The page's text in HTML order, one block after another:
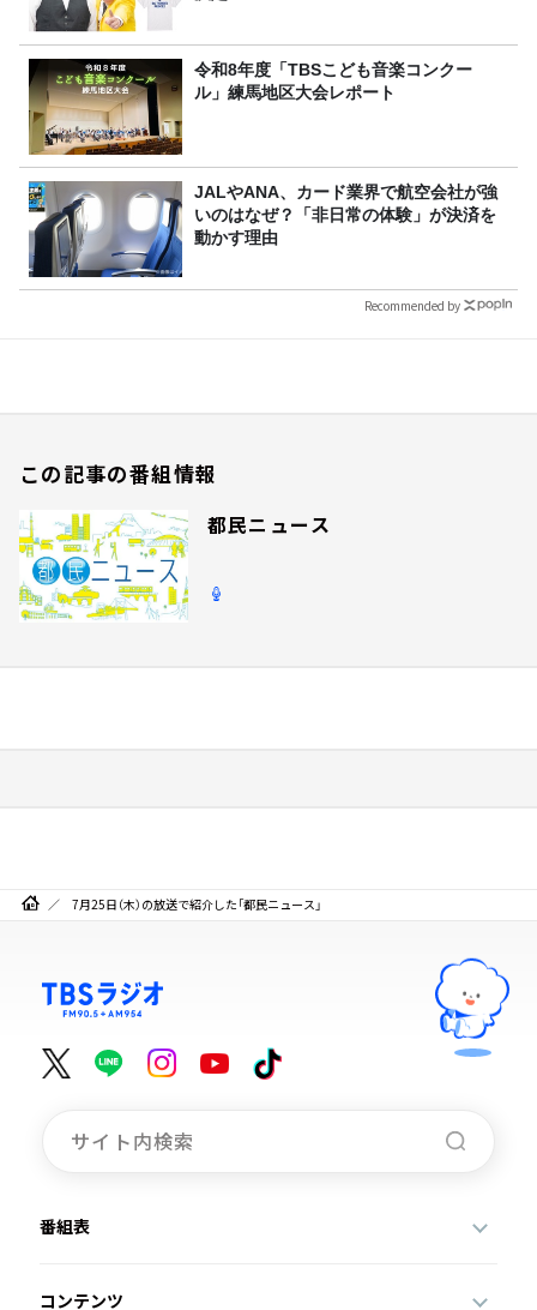
令和8年度「TBSこども音楽コンクー
ル」練馬地区大会レポート
JALやANA、カード業界で航空会社が強
いのはなぜ？「非日常の体験」が決済を
動かす理由
Recommended by
この記事の番組情報
都民ニュース
7月25日（木）の放送で紹介した「都民ニュース」
番組表
コンテンツ